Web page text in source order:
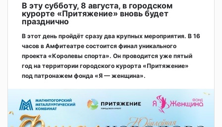
В эту субботу, 8 августа, в городском
курорте «Притяжение» вновь будет
празднично
В этот день пройдёт сразу два крупных мероприятия. В 16
часов в Амфитеатре состоится финал уникального
проекта «Королевы спорта». Он проводится уже пятый
год на территории городского курорта «Притяжение»
под патронажем фонда «Я — женщина».